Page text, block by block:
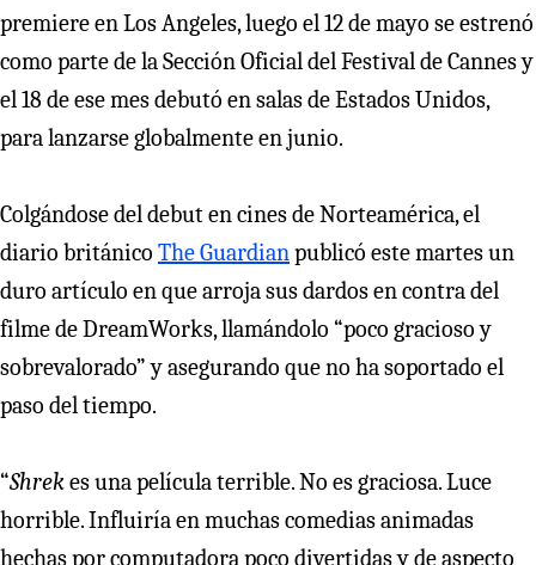
premiere en Los Angeles, luego el 12 de mayo se estrenó
como parte de la Sección Oficial del Festival de Cannes y
el 18 de ese mes debutó en salas de Estados Unidos,
para lanzarse globalmente en junio.
Colgándose del debut en cines de Norteamérica, el
diario británico The Guardianpublicó este martes un
duro artículo en que arroja sus dardos en contra del
filme de DreamWorks, llamándolo “poco gracioso y
sobrevalorado” y asegurando que no ha soportado el
paso del tiempo.
“Shrekes una película terrible. No es graciosa. Luce
horrible. Influiría en muchas comedias animadas
hechas por computadora poco divertidas y de aspecto